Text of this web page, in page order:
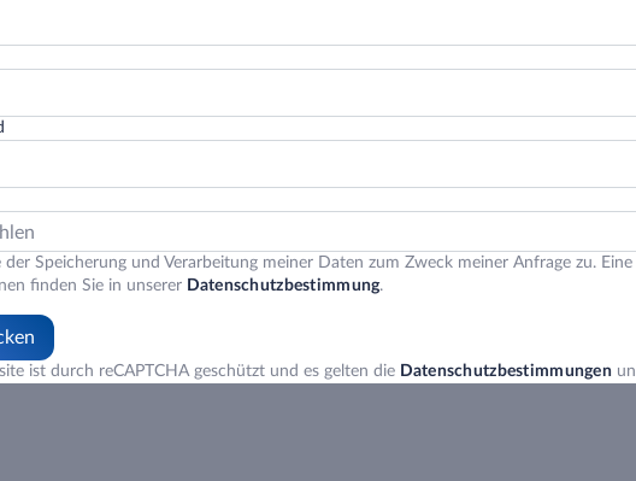
der Speicherung und Verarbeitung meiner Daten zum Zweck meiner Anfrage zu.
finden Sie in unserer Datenschutzbestimmung.
ist durch reCAPTCHA geschützt und es gelten die Datenschutzbestimmungen